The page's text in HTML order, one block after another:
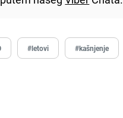
#letovi #kašnjenje